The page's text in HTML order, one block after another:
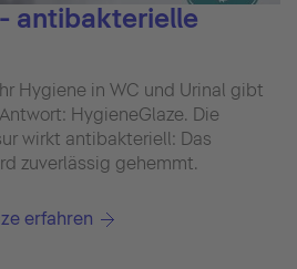
antibakterielle
Hygiene in WC und Urinal gibt
HygieneGlaze. Die
wirkt antibakteriell: Das
zuverlässig gehemmt.
erfahren